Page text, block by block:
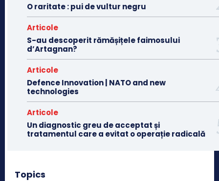
O raritate : pui de vultur negru
Articole
S-au descoperit rămășițele faimosului
d’Artagnan?
Articole
Defence Innovation | NATO and new
technologies
Articole
Un diagnostic greu de acceptat și
tratamentul care a evitat o operație radicală
Topics